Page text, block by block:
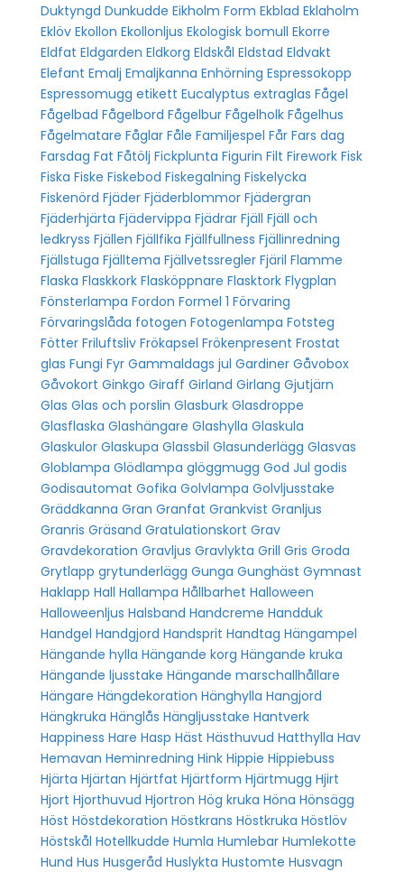
Duktyngd Dunkudde Eikholm Form Ekblad Eklaholm
Eklöv Ekollon Ekollonljus Ekologisk bomull Ekorre
Eldfat Eldgarden Eldkorg Eldskål Eldstad Eldvakt
Elefant Emalj Emaljkanna Enhörning Espressokopp
Espressomugg etikett Eucalyptus extraglas Fågel
Fågelbad Fågelbord Fågelbur Fågelholk Fågelhus
Fågelmatare Fåglar Fåle Familjespel Får Fars dag
Farsdag Fat Fåtölj Fickplunta Figurin Filt Firework Fisk
Fiska Fiske Fiskebod Fiskegalning Fiskelycka
Fiskenörd Fjäder Fjäderblommor Fjädergran
Fjäderhjärta Fjädervippa Fjädrar Fjäll Fjäll och
ledkryss Fjällen Fjällfika Fjällfullness Fjällinredning
Fjällstuga Fjälltema Fjällvetssregler Fjäril Flamme
Flaska Flaskkork Flasköppnare Flasktork Flygplan
Fönsterlampa Fordon Formel 1 Förvaring
Förvaringslåda fotogen Fotogenlampa Fotsteg
Fötter Friluftsliv Frökapsel Frökenpresent Frostat
glas Fungi Fyr Gammaldags jul Gardiner Gåvobox
Gåvokort Ginkgo Giraff Girland Girlang Gjutjärn
Glas Glas och porslin Glasburk Glasdroppe
Glasflaska Glashängare Glashylla Glaskula
Glaskulor Glaskupa Glassbil Glasunderlägg Glasvas
Globlampa Glödlampa glöggmugg God Jul godis
Godisautomat Gofika Golvlampa Golvljusstake
Gräddkanna Gran Granfat Grankvist Granljus
Granris Gräsand Gratulationskort Grav
Gravdekoration Gravljus Gravlykta Grill Gris Groda
Grytlapp grytunderlägg Gunga Gunghäst Gymnast
Haklapp Hall Hallampa Hållbarhet Halloween
Halloweenljus Halsband Handcreme Handduk
Handgel Handgjord Handsprit Handtag Hängampel
Hängande hylla Hängande korg Hängande kruka
Hängande ljusstake Hängande marschallhållare
Hängare Hängdekoration Hänghylla Hangjord
Hängkruka Hänglås Hängljusstake Hantverk
Happiness Hare Hasp Häst Hästhuvud Hatthylla Hav
Hemavan Heminredning Hink Hippie Hippiebuss
Hjärta Hjärtan Hjärtfat Hjärtform Hjärtmugg Hjirt
Hjort Hjorthuvud Hjortron Hög kruka Höna Hönsägg
Höst Höstdekoration Höstkrans Höstkruka Höstlöv
Höstskål Hotellkudde Humla Humlebar Humlekotte
Hund Hus Husgeråd Huslykta Hustomte Husvagn